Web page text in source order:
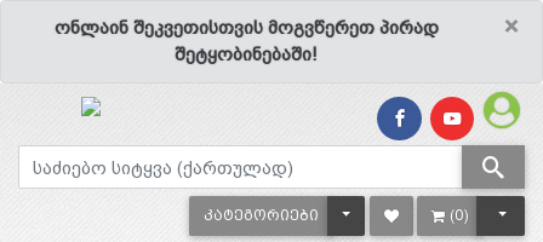
×
ონლაინ შეკვეთისთვის მოგვწერეთ პირად
შეტყობინებაში!
ᲙᲐᲢᲔᲒᲝᲠᲘᲔᲑᲘ TOGGLE DROPDOWN
(0)